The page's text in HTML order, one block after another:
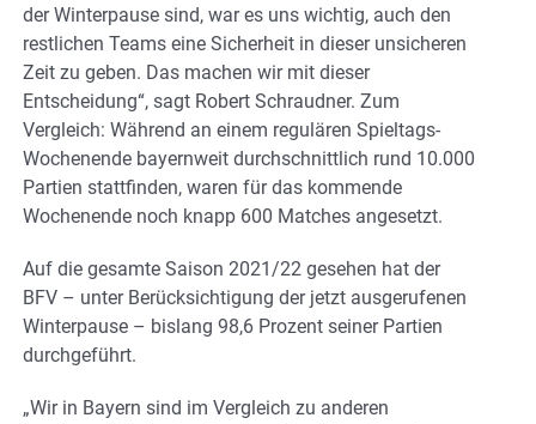
der Winterpause sind, war es uns wichtig, auch den
restlichen Teams eine Sicherheit in dieser unsicheren
Zeit zu geben. Das machen wir mit dieser
Entscheidung“, sagt Robert Schraudner. Zum
Vergleich: Während an einem regulären Spieltags-
Wochenende bayernweit durchschnittlich rund 10.000
Partien stattfinden, waren für das kommende
Wochenende noch knapp 600 Matches angesetzt.
Auf die gesamte Saison 2021/22 gesehen hat der
BFV – unter Berücksichtigung der jetzt ausgerufenen
Winterpause – bislang 98,6 Prozent seiner Partien
durchgeführt.
„Wir in Bayern sind im Vergleich zu anderen